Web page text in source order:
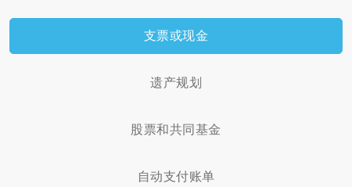
支票或现金
遗产规划
股票和共同基金
自动支付账单